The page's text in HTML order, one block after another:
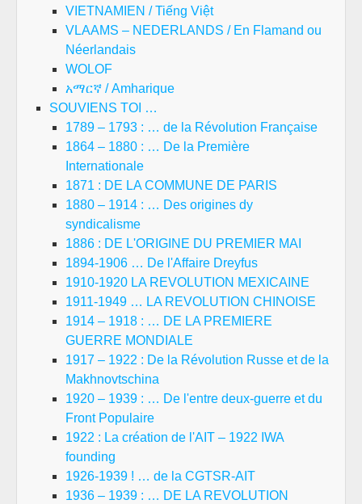
VIETNAMIEN / Tiếng Việt
VLAAMS – NEDERLANDS / En Flamand ou
Néerlandais
WOLOF
አማርኛ / Amharique
SOUVIENS TOI …
1789 – 1793 : … de la Révolution Française
1864 – 1880 : … De la Première
Internationale
1871 : DE LA COMMUNE DE PARIS
1880 – 1914 : … Des origines dy
syndicalisme
1886 : DE L'ORIGINE DU PREMIER MAI
1894-1906 … De l'Affaire Dreyfus
1910-1920 LA REVOLUTION MEXICAINE
1911-1949 … LA REVOLUTION CHINOISE
1914 – 1918 : … DE LA PREMIERE
GUERRE MONDIALE
1917 – 1922 : De la Révolution Russe et de la
Makhnovtschina
1920 – 1939 : … De l'entre deux-guerre et du
Front Populaire
1922 : La création de l'AIT – 1922 IWA
founding
1926-1939 ! … de la CGTSR-AIT
1936 – 1939 : … DE LA REVOLUTION